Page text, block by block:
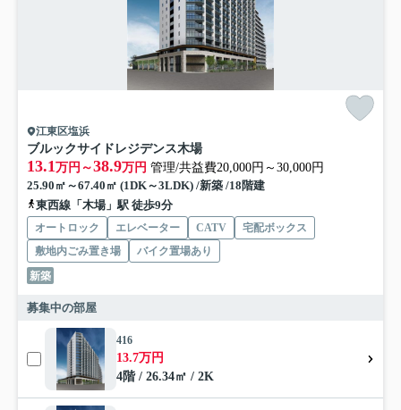
江東区塩浜
ブルックサイドレジデンス木場
13.1 万円～38.9万円 管理/共益費20,000円～30,000円
25.90㎡～67.40㎡ (1DK～3LDK) /新築 /18階建
東西線「木場」駅 徒歩9分
オートロック エレベーター CATV
宅配ボックス
敷地内ごみ置き場
バイク置場あり
新築
募集中の部屋
416
13.7万円
4階 / 26.34㎡ / 2K